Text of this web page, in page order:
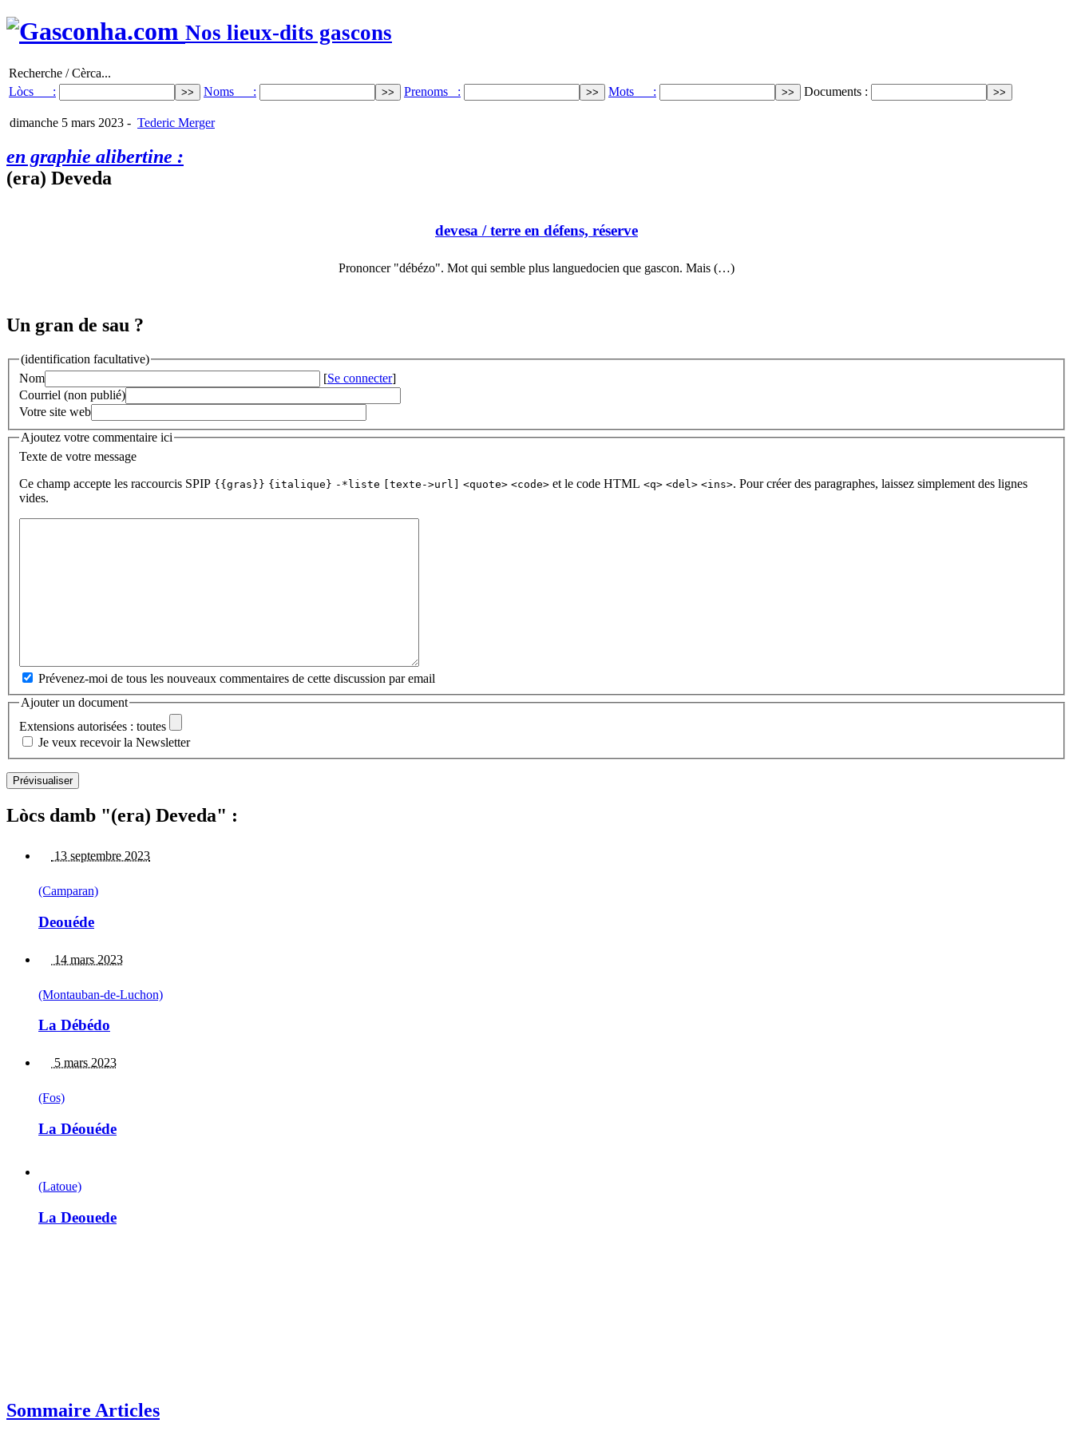
Nos lieux-dits gascons
Recherche / Cèrca...
Lòcs :
Noms : Prenoms : Mots : Documents :
dimanche 5 mars 2023 - Tederic Merger
en graphie alibertine :
(era) Deveda
devesa / terre en défens, réserve
Prononcer "débézo". Mot qui semble plus languedocien que gascon. Mais (…)
Un gran de sau ?
(identification facultative)
Nom
[Se connecter]
Courriel (non publié)
Votre site web
Ajoutez votre commentaire ici
Texte de votre message
Ce champ accepte les raccourcis SPIP {{gras}} {italique} -*liste [texte->url] <quote> <code> et le code HTML <q> <del> <ins>. Pour créer des paragraphes, laissez simplement des lignes
vides.
Prévenez-moi de tous les nouveaux commentaires de cette discussion par email
Ajouter un document
Extensions autorisées : toutes
Je veux recevoir la Newsletter
Lòcs damb "(era) Deveda" :
13 septembre 2023
(Camparan)
Deouéde
14 mars 2023
(Montauban-de-Luchon)
La Débédo
5 mars 2023
(Fos)
La Déouéde
(Latoue)
La Deouede
Sommaire Articles